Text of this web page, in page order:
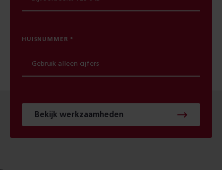
HUISNUMMER
Bekijk werkzaamheden